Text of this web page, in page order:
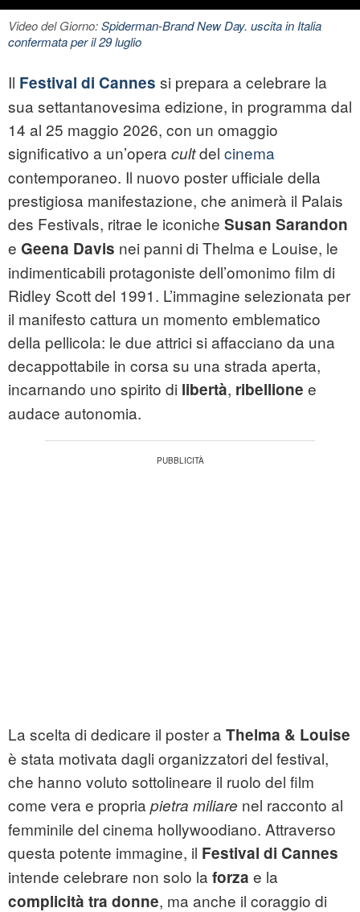
Video del Giorno:Spiderman-Brand New Day. uscita in Italia
confermata per il 29 luglio
Il Festival di Cannes si prepara a celebrare la
sua settantanovesima edizione, in programma dal
14 al 25 maggio 2026, con un omaggio
significativo a un’opera cultdel cinema
contemporaneo. Il nuovo poster ufficiale della
prestigiosa manifestazione, che animerà il Palais
des Festivals, ritrae le iconiche Susan Sarandon
e Geena Davis nei panni di Thelma e Louise, le
indimenticabili protagoniste dell’omonimo film di
Ridley Scott del 1991. L’immagine selezionata per
il manifesto cattura un momento emblematico
della pellicola: le due attrici si affacciano da una
decappottabile in corsa su una strada aperta,
incarnando uno spirito di libertà, ribellione e
audace autonomia.
La scelta di dedicare il poster a Thelma & Louise
è stata motivata dagli organizzatori del festival,
che hanno voluto sottolineare il ruolo del film
come vera e propria pietra miliare nel racconto al
femminile del cinema hollywoodiano. Attraverso
questa potente immagine, il Festival di Cannes
intende celebrare non solo la forza e la
complicità tra donne, ma anche il coraggio di